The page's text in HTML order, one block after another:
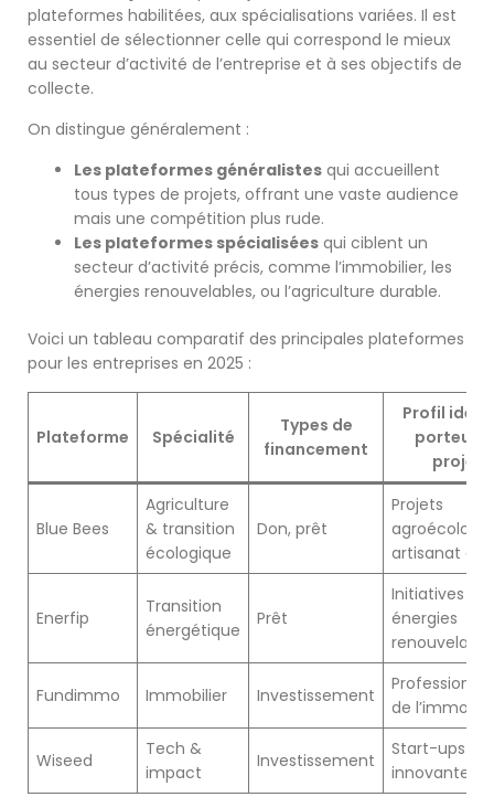
plateformes habilitées, aux spécialisations variées. Il est
essentiel de sélectionner celle qui correspond le mieux
au secteur d’activité de l’entreprise et à ses objectifs de
collecte.
On distingue généralement :
Les plateformes généralistes qui accueillent
tous types de projets, offrant une vaste audience
mais une compétition plus rude.
Les plateformes spécialisées qui ciblent un
secteur d’activité précis, comme l’immobilier, les
énergies renouvelables, ou l’agriculture durable.
Voici un tableau comparatif des principales plateformes
pour les entreprises en 2025 :
Plateforme Spécialité
Types de
financement
Profil idéal
porteur
projet
Blue Bees
Agriculture
& transition
écologique
Don, prêt
Projets
artisanat
Enerfip
Transition
énergétique
Prêt
Initiatives en
énergies
Fundimmo Immobilier Investissement
de
Wiseed
Tech &
impact
Investissement
Start-ups
innovantes,